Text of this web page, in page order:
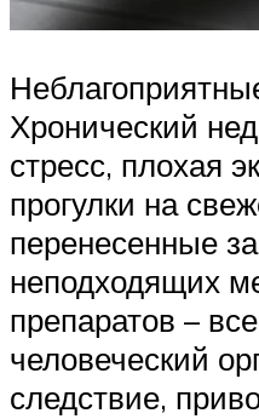
Хронический
стресс, плохая
прогулки на
перенесенные
неподходящих
препаратов –
человеческий
следствие,